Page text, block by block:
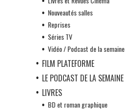
Nouveautés salles
Reprises
Séries TV
Vidéo / Podcast de la semaine
FILM PLATEFORME
LE PODCAST DE LA SEMAINE
LIVRES
BD et roman graphique